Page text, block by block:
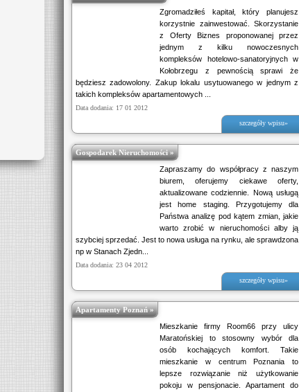
szczegóły wpisu»
Zgromadziłeś kapitał, który planujesz
korzystnie zainwestować. Skorzystanie
z Oferty Biznes proponowanej przez
jednym z kilku nowoczesnych
kompleksów hotelowo-sanatoryjnych w
Kołobrzegu z pewnością sprawi że
będziesz zadowolony. Zakup lokalu usytuowanego w jednym z
takich kompleksów apartamentowych ...
Data dodania: 17 01 2012
szczegóły wpisu»
Gospodarek Nieruchomości »
Zapraszamy do współpracy z naszym
biurem, oferujemy ciekawe oferty,
aktualizowane codziennie. Nową usługą
jest home staging. Przygotujemy dla
Państwa analizę pod kątem zmian, jakie
warto zrobić w nieruchomości alby ją
szybciej sprzedać. Jest to nowa usługa na rynku, ale sprawdzona
np w Stanach Zjedn...
Data dodania: 23 04 2012
Apartamenty Poznań »
Mieszkanie firmy Room66 przy ulicy
Maratońskiej to stosowny wybór dla
osób kochających komfort. Takie
mieszkanie w centrum Poznania to
lepsze rozwiązanie niż użytkowanie
pokoju w pensjonacie. Apartament do